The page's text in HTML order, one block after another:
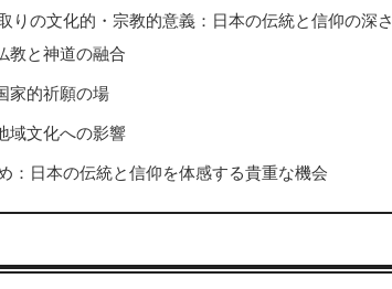
りの文化的・宗教的意義：日本の伝統と信仰の深さ
教と神道の融合
家的祈願の場
域文化への影響
：日本の伝統と信仰を体感する貴重な機会